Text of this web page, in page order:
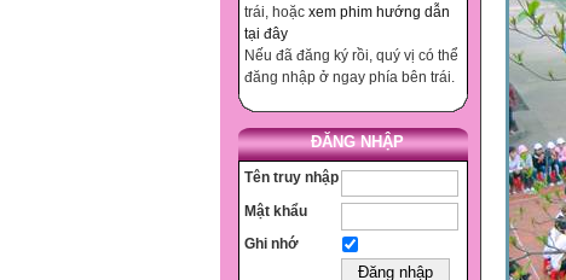
trái, hoặc xem phim hướng dẫn
tại đây
Nếu đã đăng ký rồi, quý vị có thể
đăng nhập ở ngay phía bên trái.
ĐĂNG NHẬP
Tên truy nhập
Mật khẩu
Ghi nhớ